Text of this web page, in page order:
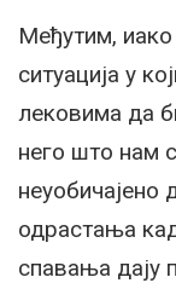
Међутим, иако
ситуација у
лековима да
него што нам
одрастања
спавања дају